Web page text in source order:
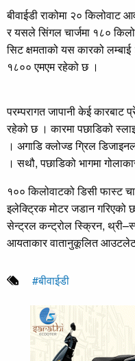
बीवाईडी राकोमा २० किलोवाट
र यसले सिंगल चार्जमा १८०
सिट क्षमताको यस कारको
१८०० एमएम रहेको छ ।
परम्परागत जापानी केई कारबाट
रहेको छ । कारमा पछाडिको
। अगाडि क्लोज्ड ग्रिल
। सथौ, पछाडिको भागमा
१०० किलोवाटको डिसी फास्ट
इलेक्ट्रिक मोटर जडान गरिएको
सेन्ट्रल कन्ट्रोल स्क्रिन,
आयताकार वातानुकूलित
#बीवाईडी